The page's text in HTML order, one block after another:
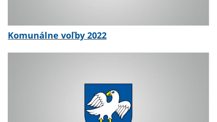
Komunálne voľby 2022